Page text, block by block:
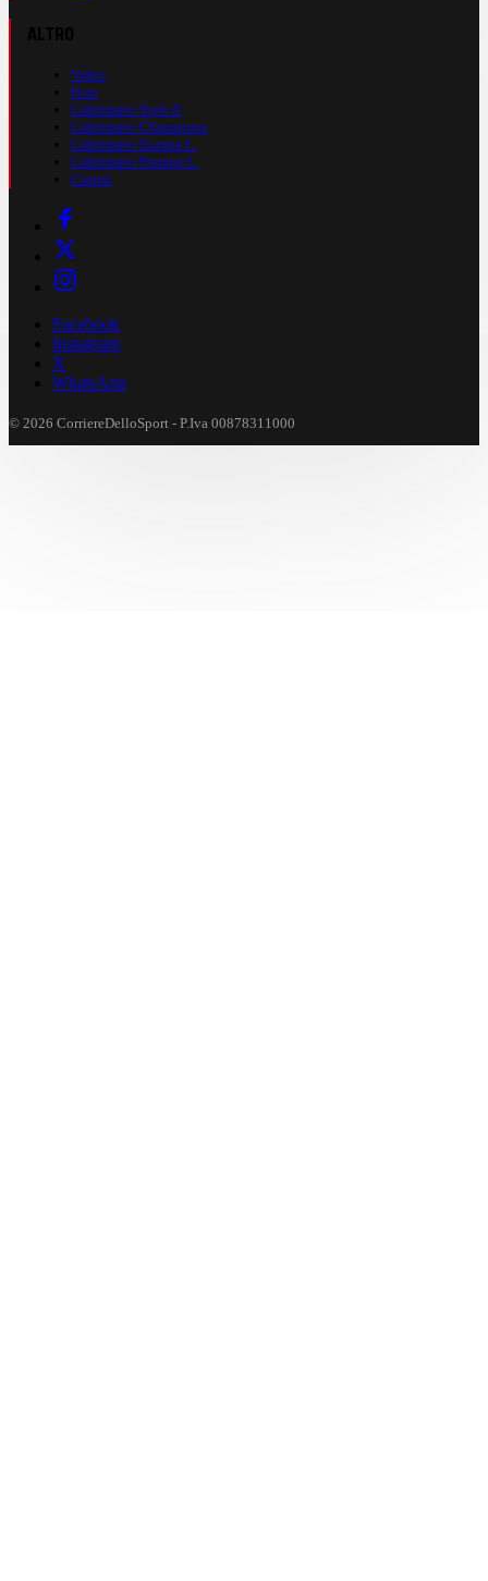
Video
Foto
Calendario Serie A
Calendario Champions
Calendario Europa L.
Calendario Premier L.
Casinò
Facebook
Instagram
X
WhatsApp
© 2026 CorriereDelloSport - P.Iva 00878311000